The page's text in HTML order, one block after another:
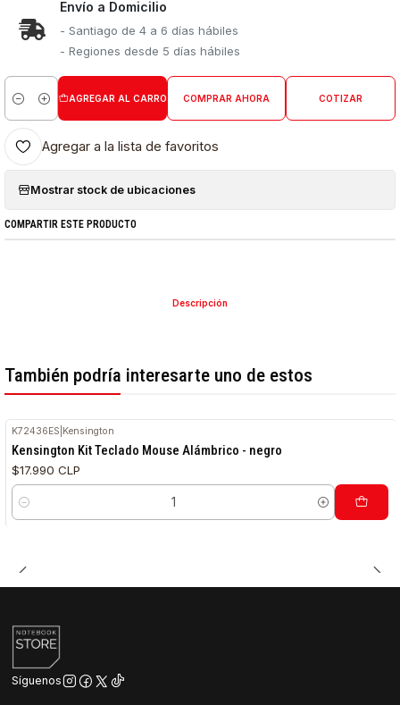
Envío a Domicilio
- Santiago de 4 a 6 días hábiles
- Regiones desde 5 días hábiles
Cantidad
AGREGAR AL CARRO COMPRAR AHORA COTIZAR
Agregar a la lista de favoritos
Mostrar stock de ubicaciones
COMPARTIR ESTE PRODUCTO
Descripción
También podría interesarte uno de estos
K72436ES Kensington
Kensington Kit Teclado Mouse Alámbrico - negro
$17.990 CLP
Cantidad
Síguenos